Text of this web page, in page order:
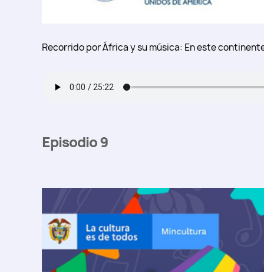
Recorrido por África y su música: En este
Episodio 9